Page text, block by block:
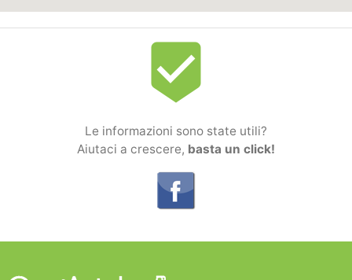
beenhere
Le informazioni sono state utili?
Aiutaci a crescere, basta un click!